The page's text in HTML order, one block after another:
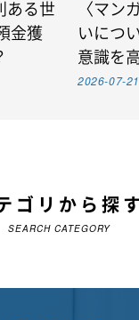
ある世
金獲
〈マン
いにつ
意識を
2026-07-21
ゴリから探す
SEARCH CATEGORY